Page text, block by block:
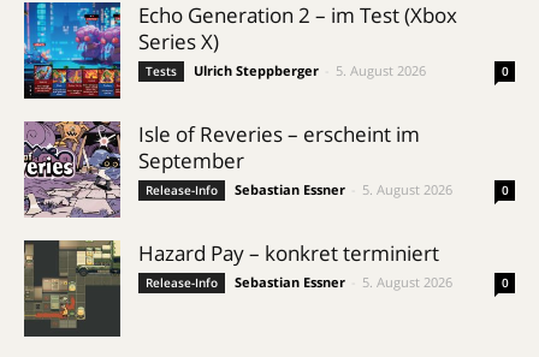
Echo Generation 2 – im Test (Xbox
Series X)
Tests Ulrich Steppberger 5. August 2026 0
Isle of Reveries – erscheint im
September
Release-Info Sebastian Essner 5. August 2026 0
Hazard Pay – konkret terminiert
Release-Info Sebastian Essner 5. August 2026 0